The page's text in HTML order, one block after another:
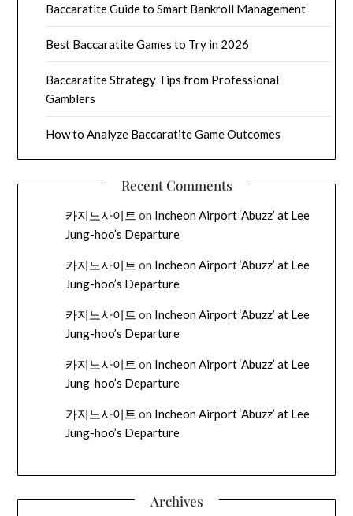
Baccaratite Guide to Smart Bankroll Management
Best Baccaratite Games to Try in 2026
Baccaratite Strategy Tips from Professional
Gamblers
How to Analyze Baccaratite Game Outcomes
Recent Comments
카지노사이트 on Incheon Airport ‘Abuzz’ at Lee
Jung-hoo’s Departure
카지노사이트 on Incheon Airport ‘Abuzz’ at Lee
Jung-hoo’s Departure
카지노사이트 on Incheon Airport ‘Abuzz’ at Lee
Jung-hoo’s Departure
카지노사이트 on Incheon Airport ‘Abuzz’ at Lee
Jung-hoo’s Departure
카지노사이트 on Incheon Airport ‘Abuzz’ at Lee
Jung-hoo’s Departure
Archives